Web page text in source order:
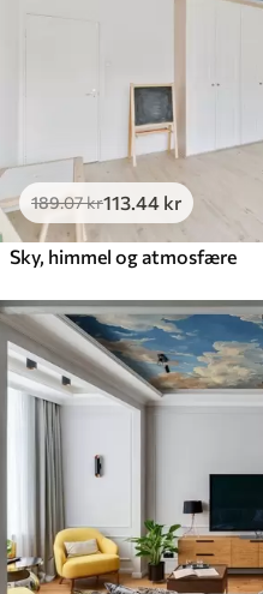
189.07kr113.44 kr
Sky, himmel og atmosfære